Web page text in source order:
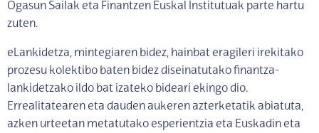
Ogasun Sailak eta Finantzen Euskal Institutuak parte hartu
zuten.
eLankidetza, mintegiaren bidez, hainbat eragileri irekitako
prozesu kolektibo baten bidez diseinatutako finantza-
lankidetzako ildo bat izateko bideari ekingo dio.
Errealitatearen eta dauden aukeren azterketatik abiatuta,
azken urteetan metatutako esperientzia eta Euskadin eta